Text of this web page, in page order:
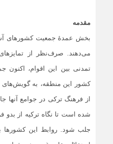
مقدمه
بخش عمدۀ جمعیت کشورهای
می‌دهند. صرف‌نظر از
تمدنی بین این اقوام، اکنون
کشور این منطقه، به
از فرهنگ ترکی در جوامع
شده است تا نگاه ترکیه از
جلب شود. روابط این کشورها